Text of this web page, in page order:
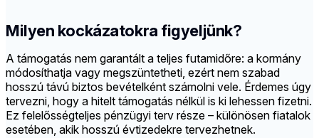
Milyen kockázatokra figyeljünk?
A támogatás nem garantált a teljes futamidőre: a kormány
módosíthatja vagy megszüntetheti, ezért nem szabad
hosszú távú biztos bevételként számolni vele. Érdemes úgy
tervezni, hogy a hitelt támogatás nélkül is ki lehessen fizetni.
Ez felelősségteljes pénzügyi terv része – különösen fiatalok
esetében, akik hosszú évtizedekre tervezhetnek.